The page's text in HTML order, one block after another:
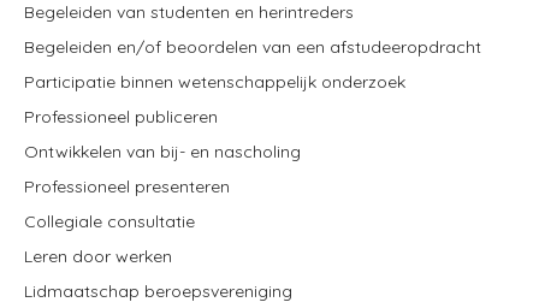
Begeleiden van studenten en herintreders
Begeleiden en/of beoordelen van een afstudeeropdracht
Participatie binnen wetenschappelijk onderzoek
Professioneel publiceren
Ontwikkelen van bij- en nascholing
Professioneel presenteren
Collegiale consultatie
Leren door werken
Lidmaatschap beroepsvereniging